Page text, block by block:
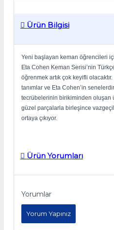
Ürün Bilgisi
Yeni başlayan keman öğrencileri
Eta Cohen Keman Serisi’nin
öğrenmek artık çok keyifli
tanımlar ve Eta Cohen’in
tecrübelerinin birikiminden oluşan
güzel parçalarla birleşince
ortaya çıkıyor.
Ürün Yorumları
Yorumlar
Yorum Yapınız